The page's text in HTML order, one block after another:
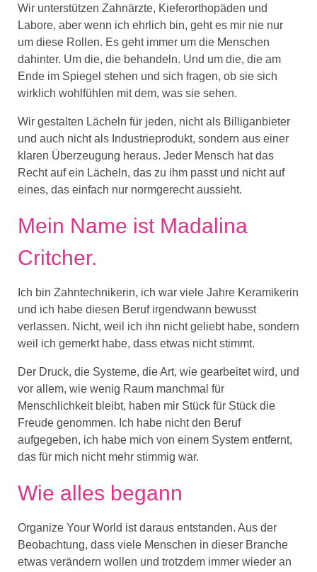
Wir unterstützen Zahnärzte, Kieferorthopäden und
Labore, aber wenn ich ehrlich bin, geht es mir nie nur
um diese Rollen. Es geht immer um die Menschen
dahinter. Um die, die behandeln. Und um die, die am
Ende im Spiegel stehen und sich fragen, ob sie sich
wirklich wohlfühlen mit dem, was sie sehen.
Wir gestalten Lächeln für jeden, nicht als Billiganbieter
und auch nicht als Industrieprodukt, sondern aus einer
klaren Überzeugung heraus. Jeder Mensch hat das
Recht auf ein Lächeln, das zu ihm passt und nicht auf
eines, das einfach nur normgerecht aussieht.
Mein Name ist Madalina
Critcher.
Ich bin Zahntechnikerin, ich war viele Jahre Keramikerin
und ich habe diesen Beruf irgendwann bewusst
verlassen. Nicht, weil ich ihn nicht geliebt habe, sondern
weil ich gemerkt habe, dass etwas nicht stimmt.
Der Druck, die Systeme, die Art, wie gearbeitet wird, und
vor allem, wie wenig Raum manchmal für
Menschlichkeit bleibt, haben mir Stück für Stück die
Freude genommen. Ich habe nicht den Beruf
aufgegeben, ich habe mich von einem System entfernt,
das für mich nicht mehr stimmig war.
Wie alles begann
Organize Your World ist daraus entstanden. Aus der
Beobachtung, dass viele Menschen in dieser Branche
etwas verändern wollen und trotzdem immer wieder an